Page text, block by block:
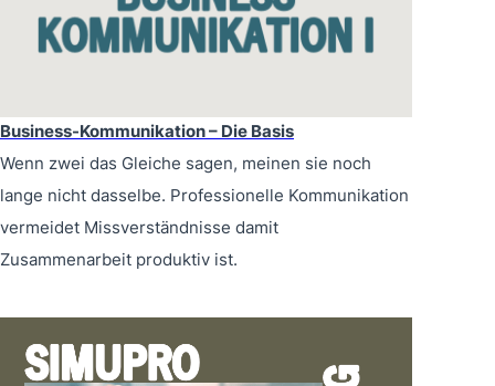
Business-Kommunikation – Die Basis
Wenn zwei das Gleiche sagen, meinen sie noch
lange nicht dasselbe. Professionelle Kommunikation
vermeidet Missverständnisse damit
Zusammenarbeit produktiv ist.